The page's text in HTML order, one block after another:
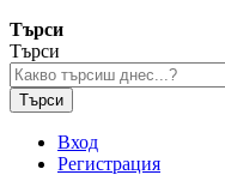
Търси
Търси
Търси
Вход
Регистрация